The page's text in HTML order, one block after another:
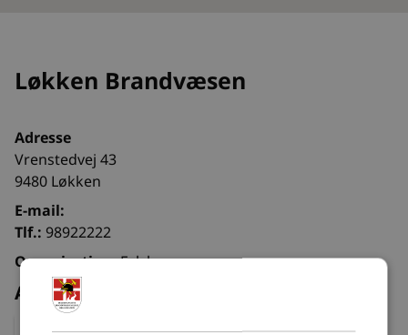
Løkken Brandvæsen
Adresse
Vrenstedvej 43
9480 Løkken
E-mail:
Tlf.: 98922222
Organisation:Falck
Administration